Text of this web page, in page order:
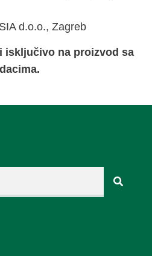
d.o.o., Zagreb
isključivo na proizvod sa